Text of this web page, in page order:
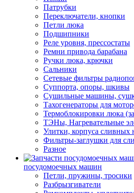
Патрубки
Переключатели, кнопки
Петли люка
Подшипники
Реле уровня, прессостаты
Ремни привода барабана
Ручки люка, крючки
Сальники
Сетевые фильтры
Суппорта, опоры, шкивы
Сушильные машины,
Тахогенераторы для
Термоблокировки люка
ТЭНы, Нагревательные
Улитки, корпуса сливных
Фильтры-заглушки для
Разное
посудомоечных машин
Петли, пружины, тросики
Разбрызгиватели